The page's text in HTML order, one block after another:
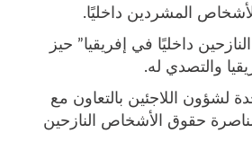
المشردين داخليًا.
داخليًا في إفريقيا” حيز
لشؤون اللاجئين بالتعاون مع
حقوق الأشخاص النازحين